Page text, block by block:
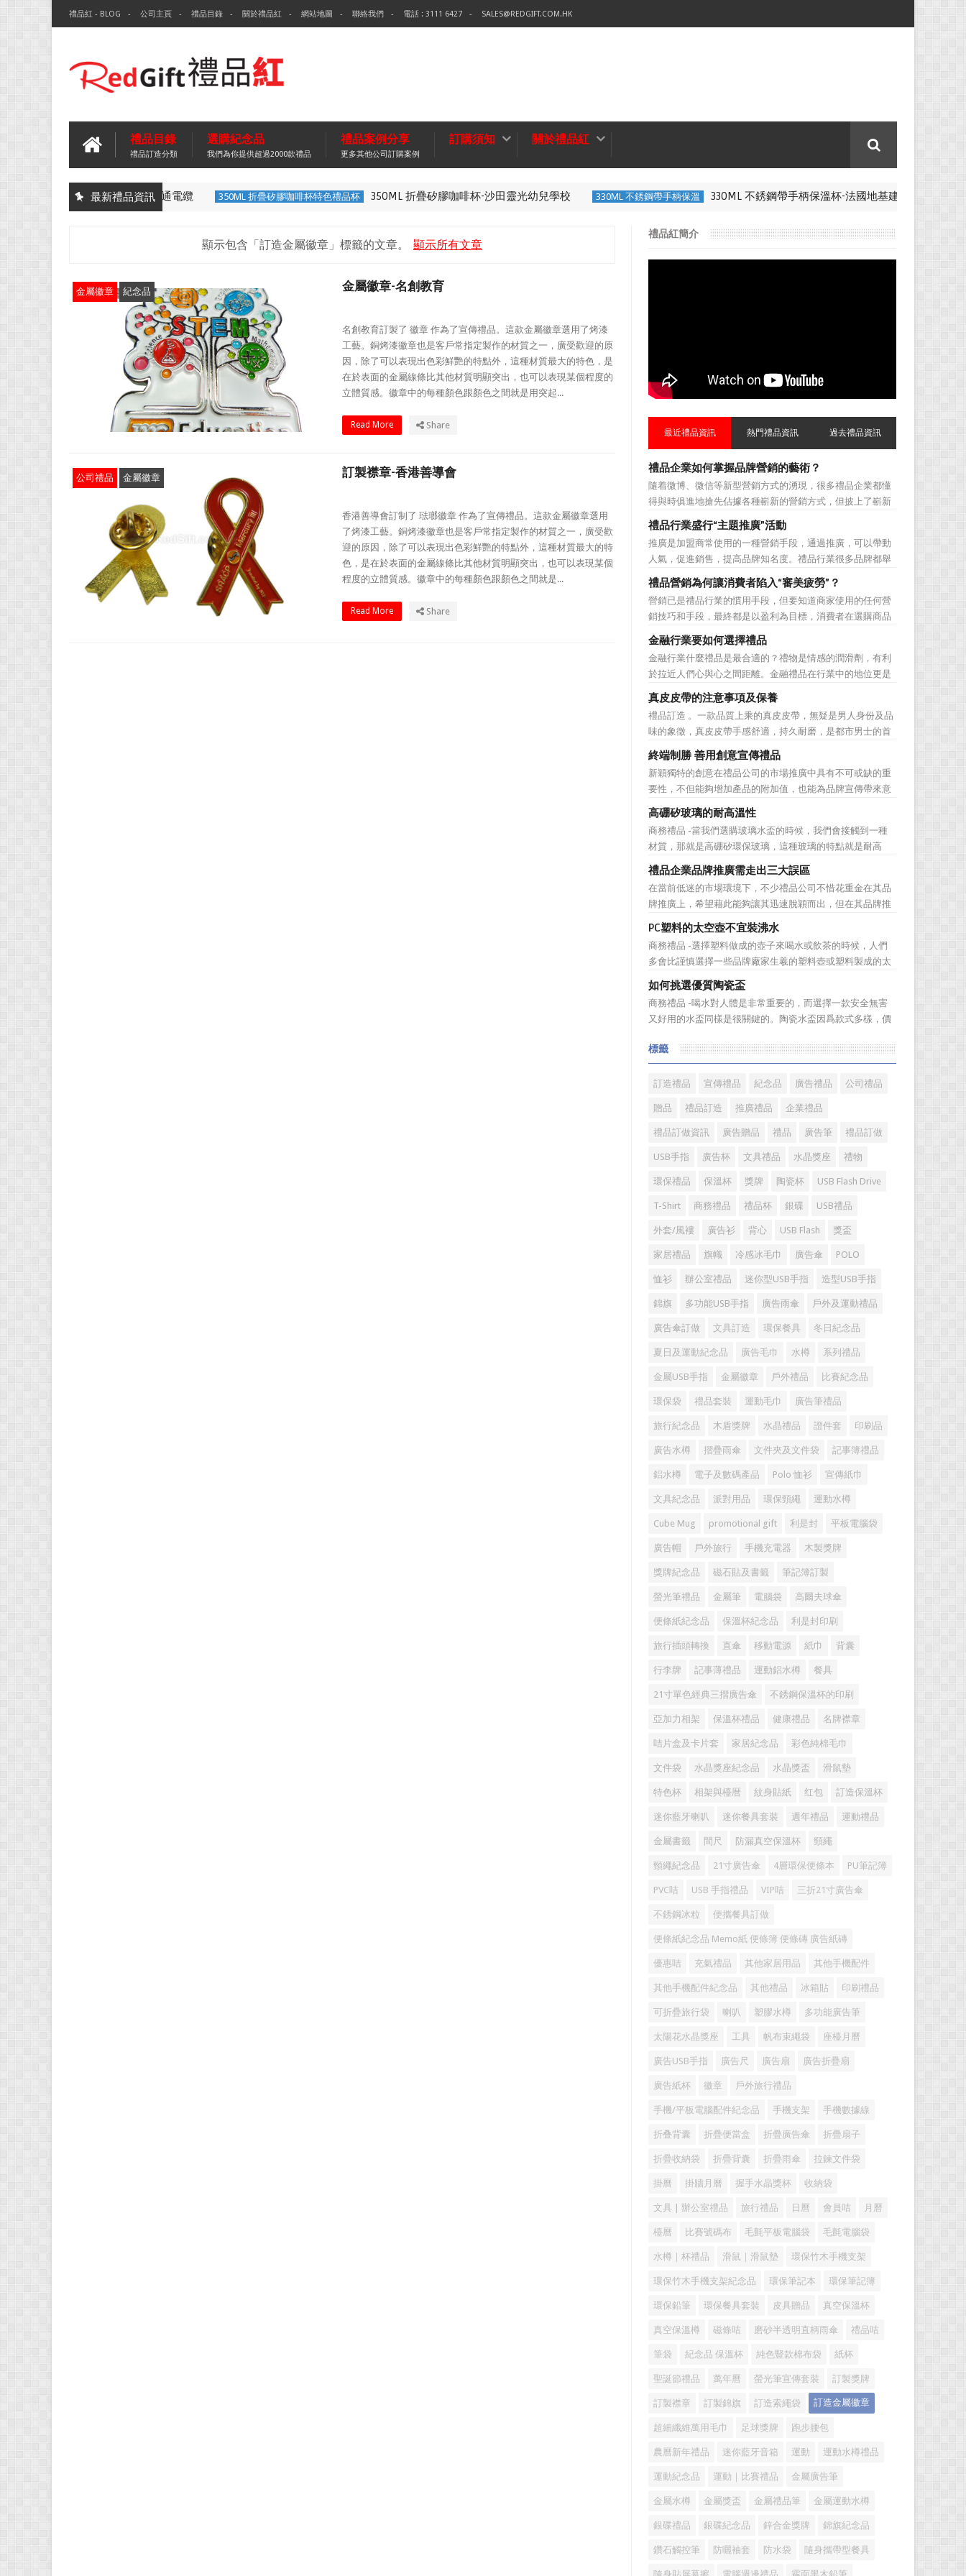
禮品紅 - BLOG 公司主頁 禮品目錄 關於禮品紅 網站地圖 聯絡我們 電話 : 3111 6427 SALES@REDGIFT.COM.HK
禮品目錄
禮品訂造分類
選購紀念品
我們為你提供超過2000款禮品
禮品案例分享
更多其他公司訂購案例
訂購須知 關於禮品紅
最新禮品資訊
四色可擦筆-百通電纜 350ML 折疊矽膠咖啡杯特色禮品杯 350ML 折疊矽膠咖啡杯-沙田靈光幼兒學校 330ML 不銹鋼帶手柄保溫 330ML 不銹鋼帶手柄保溫杯-法國地基建築公司
顯示包含「訂造金屬徽章」 標籤的文章。 顯示所有文章
金屬徽章 紀念品 金屬徽章-名創教育
名創教育訂製了 徽章 作為了宣傳禮品。這款金屬徽章選用了烤漆
工藝。銅烤漆徽章也是客戶常指定製作的材質之一，廣受歡迎的原
因，除了可以表現出色彩鮮艷的特點外，這種材質最大的特色，是
在於表面的金屬線條比其他材質明顯突出，也可以表現某個程度的
立體質感。徽章中的每種顏色跟顏色之間就是用突起...
Read More Share
公司禮品 金屬徽章 訂製襟章-香港善導會
香港善導會訂制了 琺瑯徽章 作為了宣傳禮品。這款金屬徽章選用
了烤漆工藝。銅烤漆徽章也是客戶常指定製作的材質之一，廣受歡
迎的原因，除了可以表現出色彩鮮艷的特點外，這種材質最大的特
色，是在於表面的金屬線條比其他材質明顯突出，也可以表現某個
程度的立體質感。徽章中的每種顏色跟顏色之間就是...
Read More Share
禮品紅簡介
最近禮品資訊 熱門禮品資訊 過去禮品資訊
禮品企業如何掌握品牌營銷的藝術？
隨着微博、微信等新型營銷方式的湧現，很多禮品企業都懂
得與時俱進地搶先佔據各種嶄新的營銷方式，但披上了嶄新
的營銷軀殼，卻沒有掌握營銷的靈魂。要知道，營銷真正的
價值不是將品牌鋪設到消費者眼前，而是將品牌印到消費者
心裡 與消費者的心理距離的拉近，並不是一朝一夕的事
情，需要做好持...
禮品行業盛行“主題推廣”活動
推廣是加盟商常使用的一種營銷手段，通過推廣，可以帶動
人氣，促進銷售，提高品牌知名度。禮品行業很多品牌都舉
辦過多場推廣活動，來帶動品牌的提升，然而，隨着推廣活
動的普遍，消費者對於這種推廣已經見怪不怪了。 所
以，儘管現在許多商家打着賠本推廣、以跳樓價銷售的口號
大搞活動，但生意...
禮品營銷為何讓消費者陷入“審美疲勞”？
營銷已是禮品行業的慣用手段，但要知道商家使用的任何營
銷技巧和手段，最終都是以盈利為目標，消費者在選購商品
時最為關注的便是如何利用最低的費用購買到最超值的貨
品。在禮品公司使用常規的營銷方式的同時，消費者也不免
走陷入了“審美疲勞”。 編者總結了最讓消費者對禮品行
業營銷產生免疫...
金融行業要如何選擇禮品
金融行業什麼禮品是最合適的？禮物是情感的潤滑劑，有利
於拉近人們心與心之間距離。金融禮品在行業中的地位更是
不容忽視，因為禮品即是企業形象的象徵，又是企業地位的
彰顯，同時對收禮人來說，一份禮物的永恆意義是語言難以
企及的。難怪有人曾說：再省也不能省禮物，再窮也不能窮
送禮。但是，禮品選擇...
真皮皮帶的注意事項及保養
禮品訂造 。一款品質上乘的真皮皮帶，無疑是男人身份及品
味的象徵，真皮皮帶手感舒適，持久耐磨，是都市男士的首
選。當你還在髮愁老爸生日禮物送什麼的時候，一款真皮皮
帶就是非常不錯的選擇。但是真皮皮帶如果疏於保養，也會
黯然失色，出現裂痕和破損的痕跡，今天小編就爲大家分享
真皮皮帶的注意事項...
終端制勝 善用創意宣傳禮品
新穎獨特的創意在禮品公司的市場推廣中具有不可或缺的重
要性，不但能夠增加產品的附加值，也能為品牌宣傳帶來意
想不到的促進作用。禮品公司如果能夠巧妙運用這些獨具創
意的宣傳禮品來提升宣傳技巧，在終端推廣中將更具競爭
力。 打火機、煙灰缸、鑰匙鏈、毛巾……當今市場上的
宣傳品幾乎是司空...
高硼矽玻璃的耐高溫性
商務禮品 -當我們選購玻璃水盃的時候，我們會接觸到一種
材質，那就是高硼矽環保玻璃，這種玻璃的特點就是耐高
溫，那麼這個耐高溫的溫度限製和準確的含義是什麼呢?禮品
紅的小編給大家總結如下。 耐熱玻璃【Heat-resistant
glass】是指含有耐熱性強的硼酸﹑矽酸成分,能夠...
禮品企業品牌推廣需走出三大誤區
在當前低迷的市場環境下，不少禮品公司不惜花重金在其品
牌推廣上，希望藉此能夠讓其迅速脫穎而出，但在其品牌推
廣的營銷管理思路上，也有許多禮品企業走入了幾大誤區而
無法自拔，這其中，最為常見的誤區有： 誤區一：不清
楚品牌到底在表達什麼 很多禮品企業在推廣品牌之前，
不知道到...
PC塑料的太空壺不宜裝沸水
商務禮品 -選擇塑料做成的壺子來喝水或飲茶的時候，人們
多會比謹慎選擇一些品牌廠家生羲的塑料壺或塑料製成的太
空壺。塑料壺基本分爲PP和PC兩種材質，那用哪種材質的塑
料壺才安全? PP材質的耐熱性和穩定性好，但耐磨性比
PC差一些。而PC製品比PP製品更美觀，但不耐熱，且部分
PC...
如何挑選優質陶瓷盃
商務禮品 -喝水對人體是非常重要的，而選擇一款安全無害
又好用的水盃同樣是很關鍵的。陶瓷水盃因爲款式多樣，價
有質感。如何挑選優質陶瓷盃?很多人想必都不是很了解。今
天，禮品紅小編給大家分享一些陶瓷盃選購需要注意的問
題。 陶瓷...
標籤
訂造禮品 宣傳禮品 紀念品 廣告禮品 公司禮品
贈品 禮品訂造 推廣禮品 企業禮品
禮品訂做資訊 廣告贈品 禮品 廣告筆 禮品訂做
USB手指 廣告杯 文具禮品 水晶獎座 禮物
環保禮品 保溫杯 獎牌 陶瓷杯 USB Flash Drive
T-Shirt 商務禮品 禮品杯 銀碟 USB禮品
外套/風褸 廣告衫 背心 USB Flash 獎盃
家居禮品 旗幟 冷感冰毛巾 廣告傘 POLO
恤衫 辦公室禮品 迷你型USB手指 造型USB手指
錦旗 多功能USB手指 廣告雨傘 戶外及運動禮品
廣告傘訂做 文具訂造 環保餐具 冬日紀念品
夏日及運動紀念品 廣告毛巾 水樽 系列禮品
金屬USB手指 金屬徽章 戶外禮品 比賽紀念品
環保袋 禮品套裝 運動毛巾 廣告筆禮品
旅行紀念品 木盾獎牌 水晶禮品 證件套 印刷品
廣告水樽 摺疊雨傘 文件夾及文件袋 記事簿禮品
鋁水樽 電子及數碼產品 Polo 恤衫 宣傳紙巾
文具紀念品 派對用品 環保頸繩 運動水樽
Cube Mug promotional gift 利是封 平板電腦袋
廣告帽 戶外旅行 手機充電器 木製獎牌
獎牌紀念品 磁石貼及書籤 筆記簿訂製
螢光筆禮品 金屬筆 電腦袋 高爾夫球傘
便條紙紀念品 保溫杯紀念品 利是封印刷
旅行插頭轉換 直傘 移動電源 紙巾 背囊
行李牌 記事薄禮品 運動鋁水樽 餐具
21寸單色經典三摺廣告傘 不銹鋼保溫杯的印刷
亞加力相架 保溫杯禮品 健康禮品 名牌襟章
咭片盒及卡片套 家居紀念品 彩色純棉毛巾
文件袋 水晶獎座紀念品 水晶獎盃 滑鼠墊
特色杯 相架與檯暦 紋身貼紙 红包 訂造保溫杯
迷你藍牙喇叭 迷你餐具套裝 週年禮品 運動禮品
金屬書籤 間尺 防漏真空保溫杯 頸繩
頸繩紀念品 21寸廣告傘 4層環保便條本 PU筆記簿
PVC咭 USB 手指禮品 VIP咭 三折21寸廣告傘
不銹鋼冰粒 便攜餐具訂做
便條紙紀念品 Memo紙 便條簿 便條磚 廣告紙磚
優惠咭 充氣禮品 其他家居用品 其他手機配件
其他手機配件紀念品 其他禮品 冰箱貼 印刷禮品
可折疊旅行袋 喇叭 塑膠水樽 多功能廣告筆
太陽花水晶獎座 工具 帆布束繩袋 座檯月曆
廣告USB手指 廣告尺 廣告扇 廣告折疊扇
廣告紙杯 徽章 戶外旅行禮品
手機/平板電腦配件紀念品 手機支架 手機數據線
折叠背囊 折疊便當盒 折疊廣告傘 折疊扇子
折疊收納袋 折疊背囊 折疊雨傘 拉鍊文件袋
掛曆 掛牆月曆 握手水晶獎杯 收納袋
文具 | 辦公室禮品 旅行禮品 日曆 會員咭 月曆
檯曆 比賽號碼布 毛氈平板電腦袋 毛氈電腦袋
水樽｜杯禮品 滑鼠｜滑鼠墊 環保竹木手機支架
環保竹木手機支架紀念品 環保筆記本 環保筆記簿
環保鉛筆 環保餐具套裝 皮具贈品 真空保溫杯
真空保溫樽 磁條咭 磨砂半透明直柄雨傘 禮品咭
筆袋 紀念品 保溫杯 純色豎款棉布袋 紙杯
聖誕節禮品 萬年曆 螢光筆宣傳套裝 訂製獎牌
訂製襟章 訂製錦旗 訂造索繩袋 訂造金屬徽章
超細纖維萬用毛巾 足球獎牌 跑步腰包
農曆新年禮品 迷你藍牙音箱 運動 運動水樽禮品
運動紀念品 運動｜比賽禮品 金屬廣告筆
金屬水樽 金屬獎盃 金屬禮品筆 金屬運動水樽
銀碟禮品 銀碟紀念品 鋅合金獎牌 錦旗紀念品
鑽石觸控筆 防曬袖套 防水袋 隨身攜帶型餐具